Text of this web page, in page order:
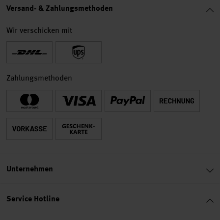
Service Hotline
Versand- & Zahlungsmethoden
Wir verschicken mit
Zahlungsmethoden
Unternehmen